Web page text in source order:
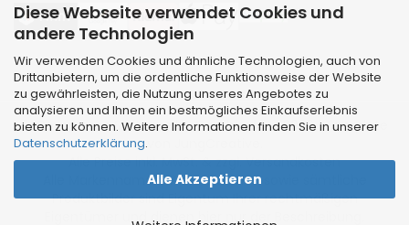
Diese Webseite verwendet Cookies und
andere Technologien
Wir verwenden Cookies und ähnliche Technologien, auch von
Drittanbietern, um die ordentliche Funktionsweise der Website
zu gewährleisten, die Nutzung unseres Angebotes zu
analysieren und Ihnen ein bestmögliches Einkaufserlebnis
bieten zu können. Weitere Informationen finden Sie in unserer
Datenschutzerklärung.
Alle Akzeptieren
E-Commerce Software by Gambio.de © 2026 | Template
von
Alle Preise inkl. MwSt. & zzgl. Versandkosten
Alle Markennamen, Warenzeichen sowie sämtliche
Produktbilder sind Eigentum Ihrer rechtmäßigen
Eigentümer und dienen hier nur der Beschreibung.